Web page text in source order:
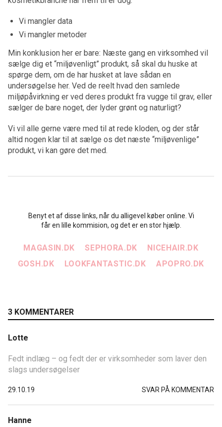
Vi mangler data
Vi mangler metoder
Min konklusion her er bare: Næste gang en virksomhed vil
sælge dig et “miljøvenligt” produkt, så skal du huske at
spørge dem, om de har husket at lave sådan en
undersøgelse her. Ved de reelt hvad den samlede
miljøpåvirkning er ved deres produkt fra vugge til grav, eller
sælger de bare noget, der lyder grønt og naturligt?
Vi vil alle gerne være med til at rede kloden, og der står
altid nogen klar til at sælge os det næste “miljøvenlige”
produkt, vi kan gøre det med.
Benyt et af disse links, når du alligevel køber online. Vi
får en lille kommision, og det er en stor hjælp.
MAGASIN.DK SEPHORA.DK
NICEHAIR.DK
GOSH.DK
LOOKFANTASTIC.DK APOPRO.DK
3 KOMMENTARER
Lotte
Fedt indlæg – og fedt der er virksomheder som laver den
slags undersøgelser
29.10.19 SVAR PÅ KOMMENTAR
Hanne